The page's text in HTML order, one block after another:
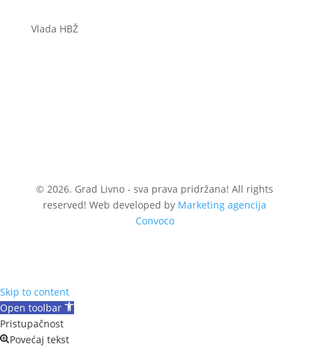
Vlada HBŽ
© 2026. Grad Livno - sva prava pridržana! All rights
reserved! Web developed by Marketing agencija
Convoco
Skip to content
Open toolbar
Pristupačnost
Povećaj tekst